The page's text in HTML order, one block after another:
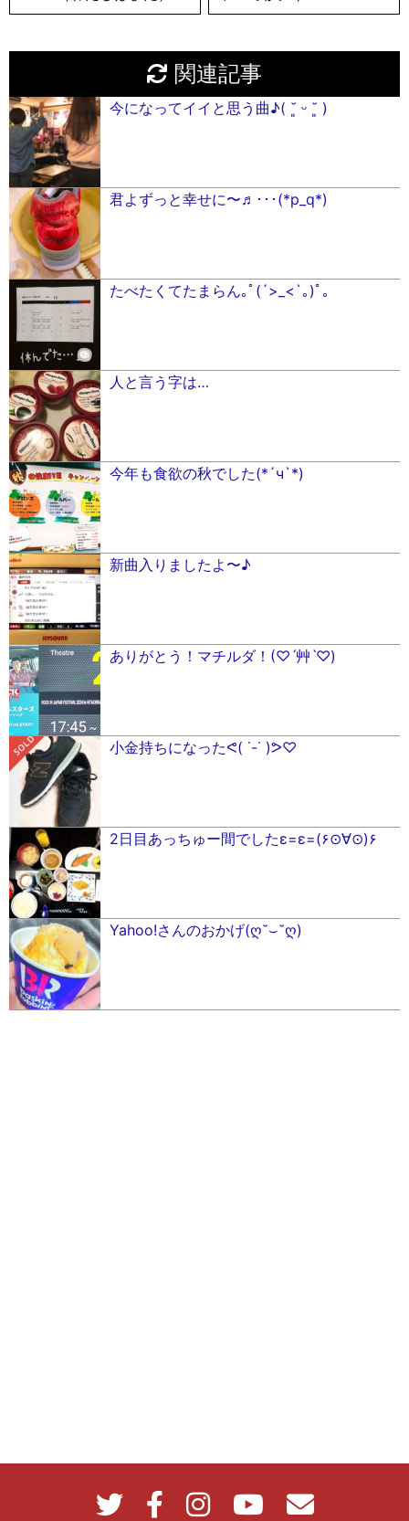
関連記事
今になってイイと思う曲♪( ˘͈ ᵕ ˘͈ )
君よずっと幸せに〜♬･･･(*p_q*)
たべたくてたまらん｡ﾟ(´>_<`｡)ﾟ｡
人と言う字は…
今年も食欲の秋でした(*´ч`*)
新曲入りましたよ〜♪
ありがとう！マチルダ！(♡ˊ艸ˋ♡)
小金持ちになったᕙ( ˙-˙ )ᕗ♡︎
2日目あっちゅー間でしたε=ε=(۶⊙∀⊙)۶
Yahoo!さんのおかげ(ღ˘⌣˘ღ)